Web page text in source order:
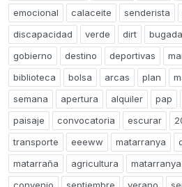
emocional
calaceite senderista
discapacidad
verde dirt bugada
gobierno
destino deportivas
biblioteca
bolsa arcas plan
semana
apertura alquiler pap
paisaje
convocatoria escurar
transporte
eeeww matarranya
matarraña
agricultura matarranya